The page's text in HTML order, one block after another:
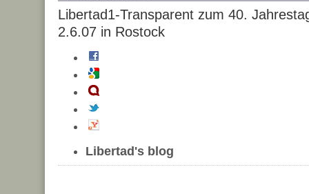
Libertad1-Transparent zum 40.
2.6.07 in Rostock
Libertad's blog